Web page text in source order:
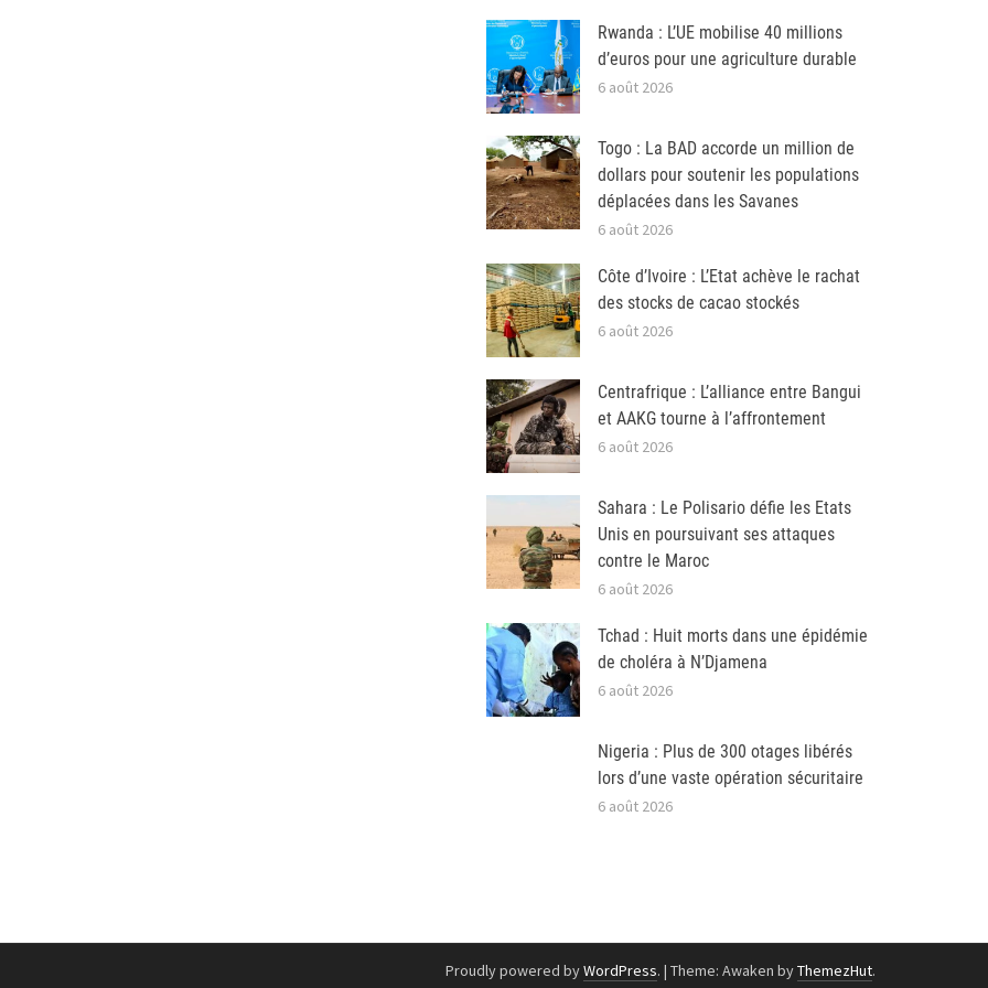
Rwanda : L’UE mobilise 40 millions
d’euros pour une agriculture durable
6 août 2026
Togo : La BAD accorde un million de
dollars pour soutenir les populations
déplacées dans les Savanes
6 août 2026
Côte d’Ivoire : L’Etat achève le rachat
des stocks de cacao stockés
6 août 2026
Centrafrique : L’alliance entre Bangui
et AAKG tourne à l’affrontement
6 août 2026
Sahara : Le Polisario défie les Etats
Unis en poursuivant ses attaques
contre le Maroc
6 août 2026
Tchad : Huit morts dans une épidémie
de choléra à N’Djamena
6 août 2026
Nigeria : Plus de 300 otages libérés
lors d’une vaste opération sécuritaire
6 août 2026
Proudly powered byWordPress. | Theme: Awaken byThemezHut.